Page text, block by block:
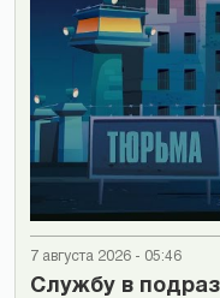
7 августа 2026 - 05:46
Cлужбу в